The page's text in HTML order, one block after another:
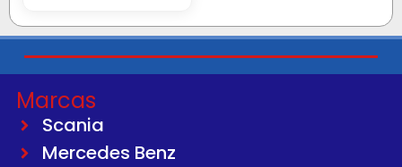
Marcas
Scania
Mercedes Benz